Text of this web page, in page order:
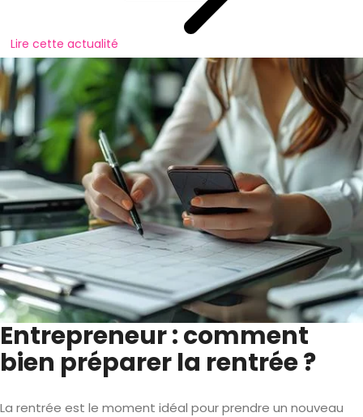
Lire cette actualité
Entrepreneur : comment
bien préparer la rentrée ?
La rentrée est le moment idéal pour prendre un nouveau